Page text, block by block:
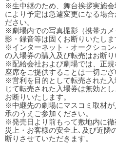
※生中継のため、舞台挨拶実施
により予定は急遽変更になる場
ださい。
※劇場内での写真撮影（携帯カ
影・録音等は固くお断りいたしま
※インターネット・オークショ
の入場券の購入及び転売はお断り
※配給会社および劇場では、正
座席をご提供することは一切ご
※営利を目的として転売された
じて転売された入場券は無効と
お断りいたします。
※中継先の劇場にマスコミ取材
承のうえご参加ください。
※発売日より前もって敷地内に
災上・お客様の安全上､及び近隣
断りさせていただきます。